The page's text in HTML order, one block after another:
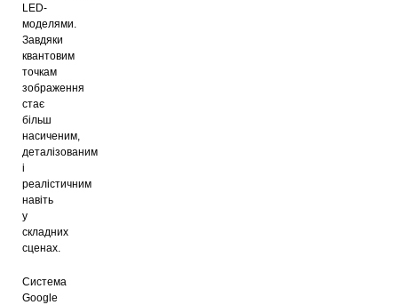
LED-
моделями.
Завдяки
квантовим
точкам
зображення
стає
більш
насиченим,
деталізованим
і
реалістичним
навіть
у
складних
сценах.
Система
Google